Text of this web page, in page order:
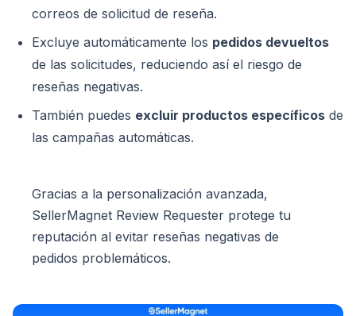
correos de solicitud de reseña.
Excluye automáticamente los pedidos devueltos
de las solicitudes, reduciendo así el riesgo de
reseñas negativas.
También puedes excluir productos específicos de
las campañas automáticas.
Gracias a la personalización avanzada,
SellerMagnet Review Requester protege tu
reputación al evitar reseñas negativas de
pedidos problemáticos.